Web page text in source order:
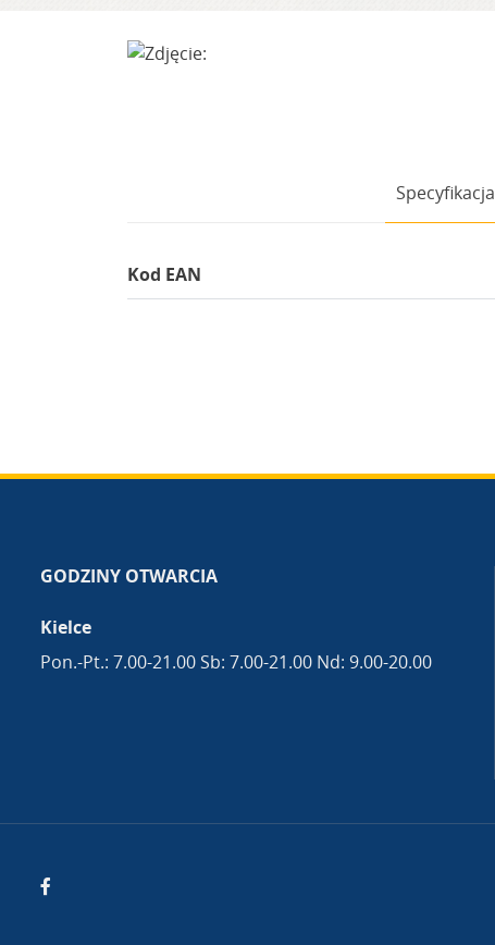
Specyfikacja
Kod EAN
GODZINY OTWARCIA
Kielce
Pon.-Pt.: 7.00-21.00 Sb: 7.00-21.00 Nd: 9.00-20.00